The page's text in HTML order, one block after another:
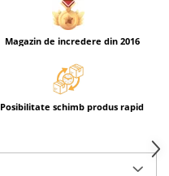
Magazin de incredere din 2016
Posibilitate schimb produs rapid